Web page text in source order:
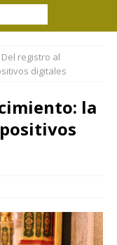
Del registro al
digitales
la